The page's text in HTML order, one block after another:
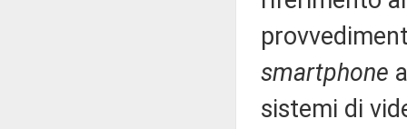
smartphone
sistemi di